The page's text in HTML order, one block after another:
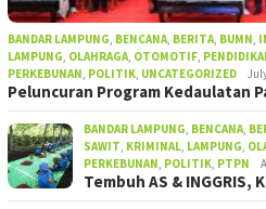
BANDAR LAMPUNG BENCANA BERITA BUMN
LAMPUNG OLAHRAGA OTOMOTIF
PERKEBUNAN POLITIK UNCATEGORIZED
Peluncuran Program Kedaulatan
BANDAR LAMPUNG BENCANA
SAWIT KRIMINAL LAMPUNG
PERKEBUNAN POLITIK PTPN
Tembuh AS & INGGRIS,